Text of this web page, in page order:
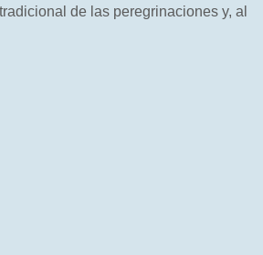
de las peregrinaciones y, al